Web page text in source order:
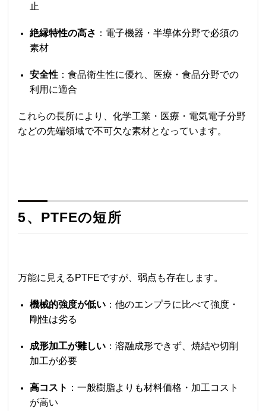
止
絶縁特性の高さ ：電子機器・半導体分野で必須の
素材
安全性 ：食品衛生性に優れ、医療・食品分野での
利用に適合
これらの長所により、化学工業・医療・電気電子分野
などの先端領域で不可欠な素材となっています。
5、PTFEの短所
万能に見えるPTFEですが、弱点も存在します。
機械的強度が低い ：他のエンプラに比べて強度・
剛性は劣る
成形加工が難しい ：溶融成形できず、焼結や切削
加工が必要
高コスト ：一般樹脂よりも材料価格・加工コスト
が高い